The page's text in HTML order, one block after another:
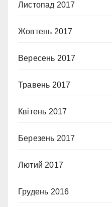
Листопад 2017
Жовтень 2017
Вересень 2017
Травень 2017
Квітень 2017
Березень 2017
Лютий 2017
Грудень 2016